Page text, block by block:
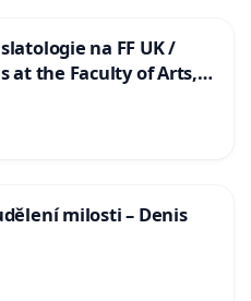
na FF UK /
at the Faculty of Arts,
milosti – Denis